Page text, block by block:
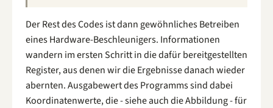
Der Rest des Codes ist dann gewöhnliches Betreiben
eines Hardware-Beschleunigers. Informationen
wandern im ersten Schritt in die dafür bereitgestellten
Register, aus denen wir die Ergebnisse danach wieder
abernten. Ausgabewert des Programms sind dabei
Koordinatenwerte, die - siehe auch die Abbildung - für